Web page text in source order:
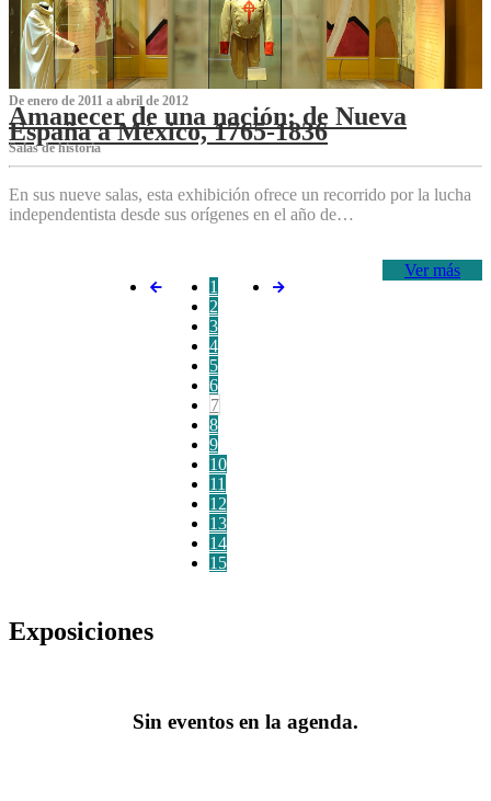
De enero de 2011 a abril de 2012
Amanecer de una nación: de Nueva
España a México, 1765-1836
Salas de historia
En sus nueve salas, esta exhibición ofrece un recorrido por la lucha
independentista desde sus orígenes en el año de…
Ver más
1
2
3
4
5
6
7
8
9
10
11
12
13
14
15
Exposiciones
Sin eventos en la agenda.